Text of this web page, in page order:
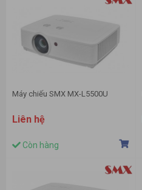
Máy chiếu SMX MX-L5500U
Liên hệ
Còn hàng